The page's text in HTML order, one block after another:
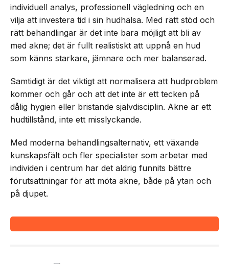
individuell analys, professionell vägledning och en
vilja att investera tid i sin hudhälsa. Med rätt stöd och
rätt behandlingar är det inte bara möjligt att bli av
med akne; det är fullt realistiskt att uppnå en hud
som känns starkare, jämnare och mer balanserad.
Samtidigt är det viktigt att normalisera att hudproblem
kommer och går och att det inte är ett tecken på
dålig hygien eller bristande självdisciplin. Akne är ett
hudtillstånd, inte ett misslyckande.
Med moderna behandlingsalternativ, ett växande
kunskapsfält och fler specialister som arbetar med
individen i centrum har det aldrig funnits bättre
förutsättningar för att möta akne, både på ytan och
på djupet.